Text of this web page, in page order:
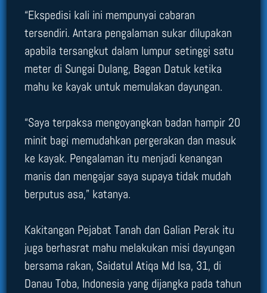
“Ekspedisi kali ini mempunyai cabaran
tersendiri. Antara pengalaman sukar dilupakan
apabila tersangkut dalam lumpur setinggi satu
meter di Sungai Dulang, Bagan Datuk ketika
mahu ke kayak untuk memulakan dayungan.
“Saya terpaksa mengoyangkan badan hampir 20
minit bagi memudahkan pergerakan dan masuk
ke kayak. Pengalaman itu menjadi kenangan
manis dan mengajar saya supaya tidak mudah
berputus asa,” katanya.
Kakitangan Pejabat Tanah dan Galian Perak itu
juga berhasrat mahu melakukan misi dayungan
bersama rakan, Saidatul Atiqa Md Isa, 31, di
Danau Toba, Indonesia yang dijangka pada tahun